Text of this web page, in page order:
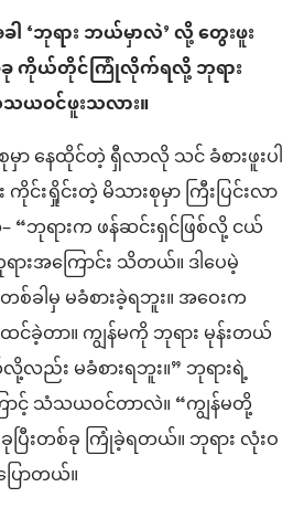
‘ဘုရား ဘယ်မှာလဲ’ လို့ တွေးဖူး
ခု ကိုယ်တိုင်ကြုံလိုက်ရလို့ ဘုရား
ယဝင်ဖူးသလား။
ာ နေထိုင်တဲ့ ရှီလာလို သင် ခံစားဖူးပါ
းရှိုင်းတဲ့ မိသားစုမှာ ကြီးပြင်းလာ
“ဘုရားက ဖန်ဆင်းရှင်ဖြစ်လို့ ငယ်
အကြောင်း သိတယ်။ ဒါပေမဲ့
ခါမှ မခံစားခဲ့ရဘူး။ အဝေးက
ခဲ့တာ။ ကျွန်မကို ဘုရား မုန်းတယ်
ည်း မခံစားရဘူး။” ဘုရားရဲ့
ာင့် သံသယဝင်တာလဲ။ “ကျွန်မတို့
ပြီးတစ်ခု ကြုံခဲ့ရတယ်။ ဘုရား လုံးဝ
ောတယ်။